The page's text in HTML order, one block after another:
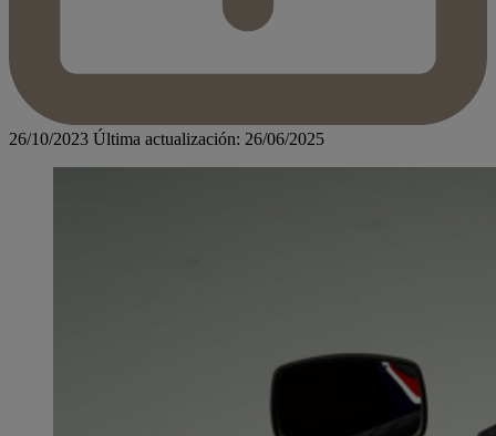
26/10/2023 Última actualización: 26/06/2025